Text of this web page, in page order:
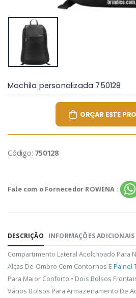
Mochila personalizada 750128
ORÇAR ESTE
Código: 750128
Fale com o Fornecedor ROWENA :
DESCRIÇÃO INFORMAÇÕES ADICIONAIS
Compartimento Lateral Acolchoado Para
Alças De Ombro Com Contornos E Painel
Para Maior Conforto • Dois Bolsos
Vários Bolsos Para Armazenamento De